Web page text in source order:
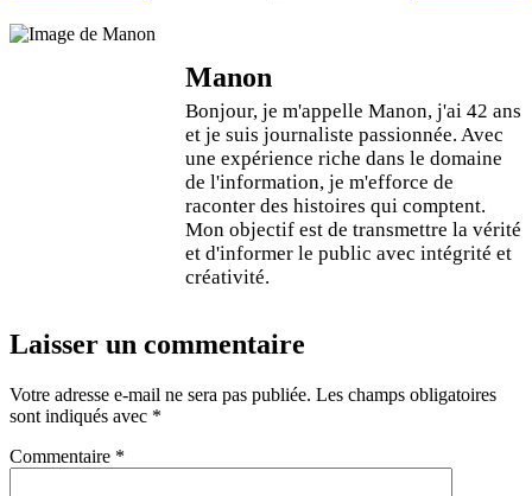
Manon
Bonjour, je m'appelle Manon, j'ai 42 ans
et je suis journaliste passionnée. Avec
une expérience riche dans le domaine
de l'information, je m'efforce de
raconter des histoires qui comptent.
Mon objectif est de transmettre la vérité
et d'informer le public avec intégrité et
créativité.
Laisser un commentaire
Votre adresse e-mail ne sera pas publiée. Les champs obligatoires
sont indiqués avec *
Commentaire *